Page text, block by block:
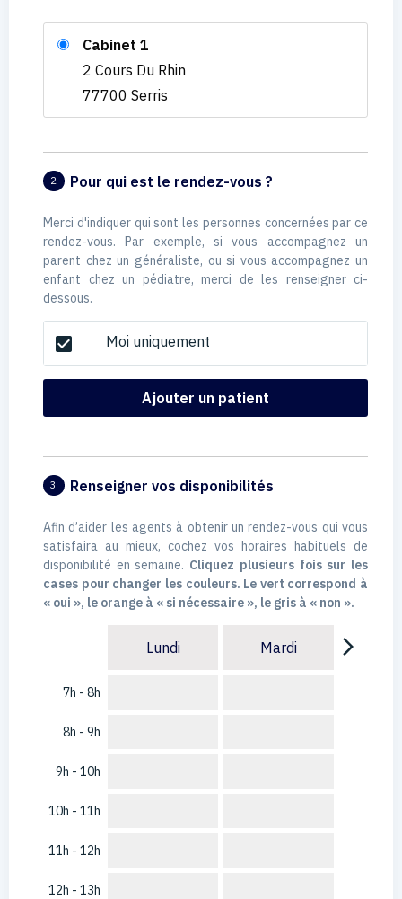
Cabinet 1
2 Cours Du Rhin
77700 Serris
2 Pour qui est le rendez-vous ?
Merci d'indiquer qui sont les personnes concernées par ce
rendez-vous. Par exemple, si vous accompagnez un
parent chez un généraliste, ou si vous accompagnez un
enfant chez un pédiatre, merci de les renseigner ci-
dessous.
check_box Moi uniquement
Ajouter un patient
3 Renseigner vos disponibilités
Afin d’aider les agents à obtenir un rendez-vous qui vous
satisfaira au mieux, cochez vos horaires habituels de
disponibilité en semaine. Cliquez plusieurs fois sur les
cases pour changer les couleurs. Le vert correspond à
« oui », le orange à « si nécessaire », le gris à « non ».
7h - 8h
8h - 9h
9h - 10h
10h - 11h
11h - 12h
12h - 13h
Lundi Mardi arrow_forward_ios